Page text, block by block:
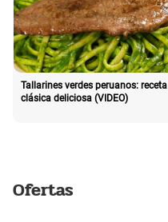
Tallarines verdes peruanos: receta
clásica deliciosa (VIDEO)
Ofertas